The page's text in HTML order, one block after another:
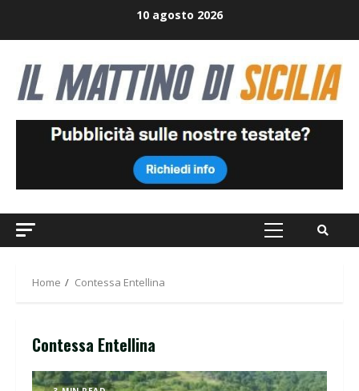
10 agosto 2026
Primary
Home Contessa Entellina
Contessa Entellina